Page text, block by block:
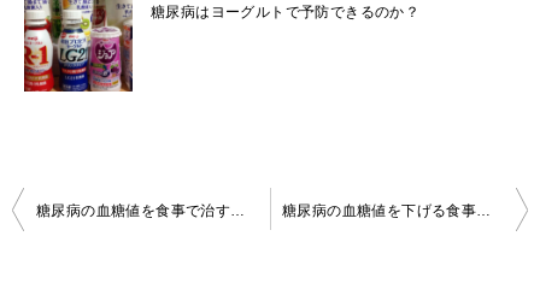
糖尿病はヨーグルトで予防できるのか？
投
糖尿病の血糖値を食事で治すことができます 糖尿病の血糖値を下げる食事は和食がおすすめです